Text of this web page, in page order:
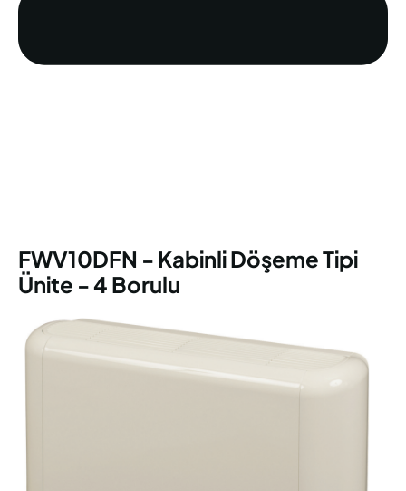
FWV10DFN - Kabinli Döşeme Tipi
Ünite - 4 Borulu